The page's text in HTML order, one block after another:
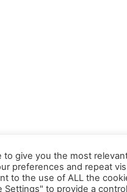
to give you the most
preferences and repeat
to the use of ALL the
Settings" to provide a